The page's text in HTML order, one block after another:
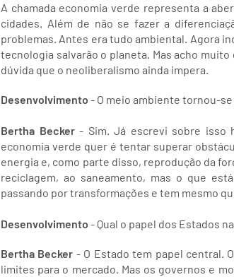
A chamada economia verde representa a
cidades. Além de não se fazer a
problemas. Antes era tudo ambiental. Agora
tecnologia salvarão o planeta. Mas acho
dúvida que o neoliberalismo ainda impera.
Desenvolvimento - O meio ambiente tornou-
Bertha Becker- Sim. Já escrevi sobre isso
economia verde quer é tentar superar
energia e, como parte disso, reprodução da
reciclagem, ao saneamento, mas o que
passando por transformações e tem mesmo
Desenvolvimento - Qual o papel dos Estados
Bertha Becker - O Estado tem papel central.
limites para o mercado. Mas os governos e